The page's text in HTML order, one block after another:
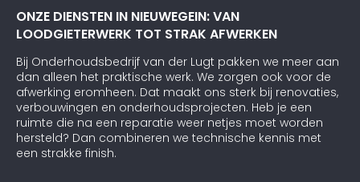
ONZE DIENSTEN IN NIEUWEGEIN: VAN
LOODGIETERWERK TOT STRAK AFWERKEN
Bij Onderhoudsbedrijf van der Lugt pakken we meer aan
dan alleen het praktische werk. We zorgen ook voor de
afwerking eromheen. Dat maakt ons sterk bij renovaties,
verbouwingen en onderhoudsprojecten. Heb je een
ruimte die na een reparatie weer netjes moet worden
hersteld? Dan combineren we technische kennis met
een strakke finish.